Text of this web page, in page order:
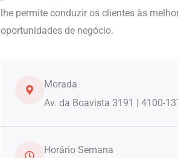
lhe permite conduzir os clientes às
oportunidades de negócio.
Morada
Av. da Boavista 3191 | 4100-
Horário Semana